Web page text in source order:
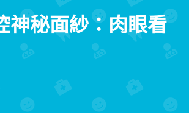
神秘面紗：肉眼看